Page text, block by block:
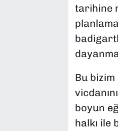
tarihine
Bu bizim
boyun
halkı ile